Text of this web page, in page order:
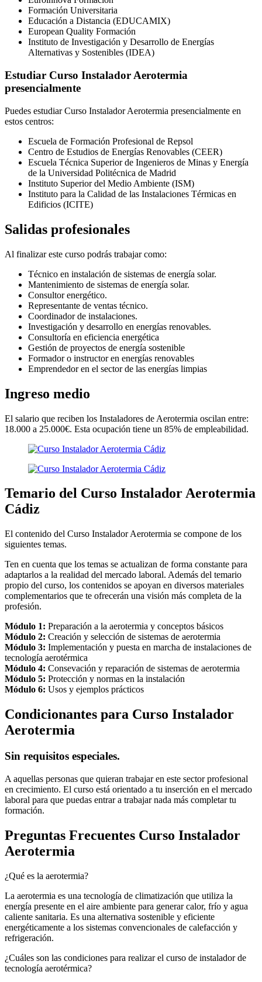
Formación Universitaria
Educación a Distancia (EDUCAMIX)
European Quality Formación
Instituto de Investigación y Desarrollo de Energías
Alternativas y Sostenibles (IDEA)
Estudiar Curso Instalador Aerotermia
presencialmente
Puedes estudiar Curso Instalador Aerotermia presencialmente en
estos centros:
Escuela de Formación Profesional de Repsol
Centro de Estudios de Energías Renovables (CEER)
Escuela Técnica Superior de Ingenieros de Minas y Energía
de la Universidad Politécnica de Madrid
Instituto Superior del Medio Ambiente (ISM)
Instituto para la Calidad de las Instalaciones Térmicas en
Edificios (ICITE)
Salidas profesionales
Al finalizar este curso podrás trabajar como:
Técnico en instalación de sistemas de energía solar.
Mantenimiento de sistemas de energía solar.
Consultor energético.
Representante de ventas técnico.
Coordinador de instalaciones.
Investigación y desarrollo en energías renovables.
Consultoría en eficiencia energética
Gestión de proyectos de energía sostenible
Formador o instructor en energías renovables
Emprendedor en el sector de las energías limpias
Ingreso medio
El salario que reciben los Instaladores de Aerotermia oscilan entre:
18.000 a 25.000€. Esta ocupación tiene un 85% de empleabilidad.
Temario del Curso Instalador Aerotermia
Cádiz
El contenido del Curso Instalador Aerotermia se compone de los
siguientes temas.
Ten en cuenta que los temas se actualizan de forma constante para
adaptarlos a la realidad del mercado laboral. Además del temario
propio del curso, los contenidos se apoyan en diversos materiales
complementarios que te ofrecerán una visión más completa de la
profesión.
Módulo 1: Preparación a la aerotermia y conceptos básicos
Módulo 2: Creación y selección de sistemas de aerotermia
Módulo 3: Implementación y puesta en marcha de instalaciones de
tecnología aerotérmica
Módulo 4: Consevación y reparación de sistemas de aerotermia
Módulo 5: Protección y normas en la instalación
Módulo 6: Usos y ejemplos prácticos
Condicionantes para Curso Instalador
Aerotermia
Sin requisitos especiales.
A aquellas personas que quieran trabajar en este sector profesional
en crecimiento. El curso está orientado a tu inserción en el mercado
laboral para que puedas entrar a trabajar nada más completar tu
formación.
Preguntas Frecuentes Curso Instalador
Aerotermia
¿Qué es la aerotermia?
La aerotermia es una tecnología de climatización que utiliza la
energía presente en el aire ambiente para generar calor, frío y agua
caliente sanitaria. Es una alternativa sostenible y eficiente
energéticamente a los sistemas convencionales de calefacción y
refrigeración.
¿Cuáles son las condiciones para realizar el curso de instalador de
tecnología aerotérmica?